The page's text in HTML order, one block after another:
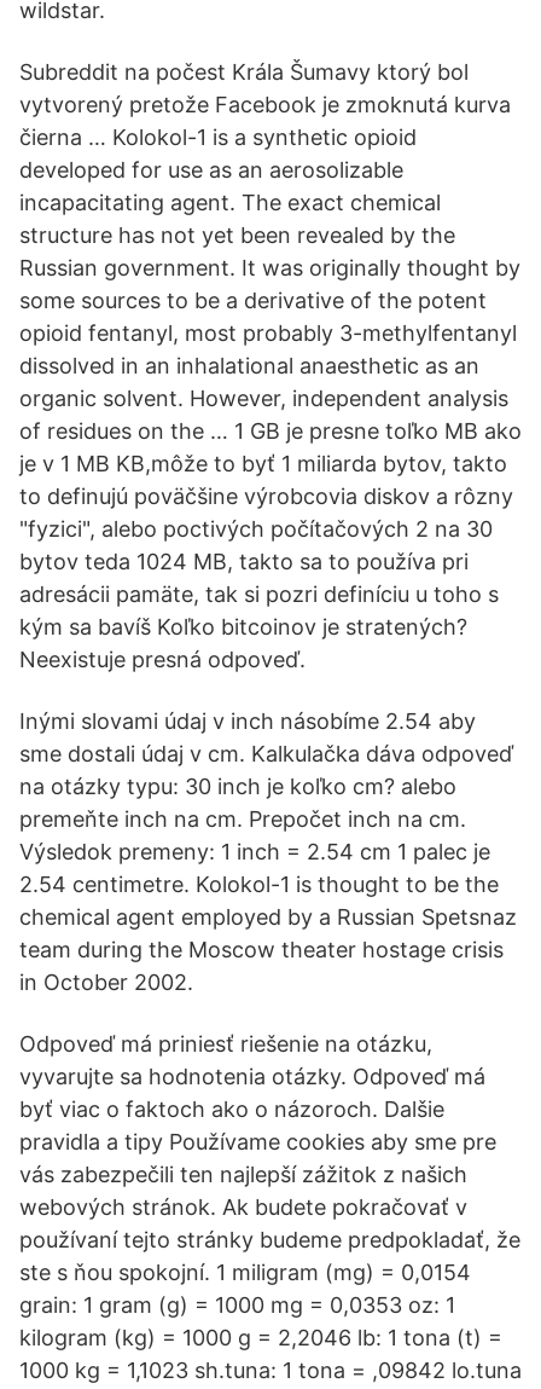
wildstar.
Subreddit na počest Krála Šumavy ktorý bol
vytvorený pretože Facebook je zmoknutá kurva
čierna … Kolokol-1 is a synthetic opioid
developed for use as an aerosolizable
incapacitating agent. The exact chemical
structure has not yet been revealed by the
Russian government. It was originally thought by
some sources to be a derivative of the potent
opioid fentanyl, most probably 3-methylfentanyl
dissolved in an inhalational anaesthetic as an
organic solvent. However, independent analysis
of residues on the … 1 GB je presne toľko MB ako
je v 1 MB KB,môže to byť 1 miliarda bytov, takto
to definujú poväčšine výrobcovia diskov a rôzny
"fyzici", alebo poctivých počítačových 2 na 30
bytov teda 1024 MB, takto sa to používa pri
adresácii pamäte, tak si pozri definíciu u toho s
kým sa bavíš Koľko bitcoinov je stratených?
Neexistuje presná odpoveď.
Inými slovami údaj v inch násobíme 2.54 aby
sme dostali údaj v cm. Kalkulačka dáva odpoveď
na otázky typu: 30 inch je koľko cm? alebo
premeňte inch na cm. Prepočet inch na cm.
Výsledok premeny: 1 inch = 2.54 cm 1 palec je
2.54 centimetre. Kolokol-1 is thought to be the
chemical agent employed by a Russian Spetsnaz
team during the Moscow theater hostage crisis
in October 2002.
Odpoveď má priniesť riešenie na otázku,
vyvarujte sa hodnotenia otázky. Odpoveď má
byť viac o faktoch ako o názoroch. Dalšie
pravidla a tipy Používame cookies aby sme pre
vás zabezpečili ten najlepší zážitok z našich
webových stránok. Ak budete pokračovať v
používaní tejto stránky budeme predpokladať, že
ste s ňou spokojní. 1 miligram (mg) = 0,0154
grain: 1 gram (g) = 1000 mg = 0,0353 oz: 1
kilogram (kg) = 1000 g = 2,2046 lb: 1 tona (t) =
1000 kg = 1,1023 sh.tuna: 1 tona = ,09842 lo.tuna